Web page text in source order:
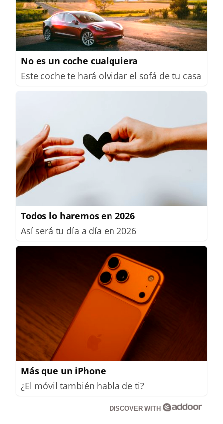
No es un coche cualquiera
Este coche te hará olvidar el sofá de tu casa
Todos lo haremos en 2026
Así será tu día a día en 2026
Más que un iPhone
¿El móvil también habla de ti?
DISCOVER WITH